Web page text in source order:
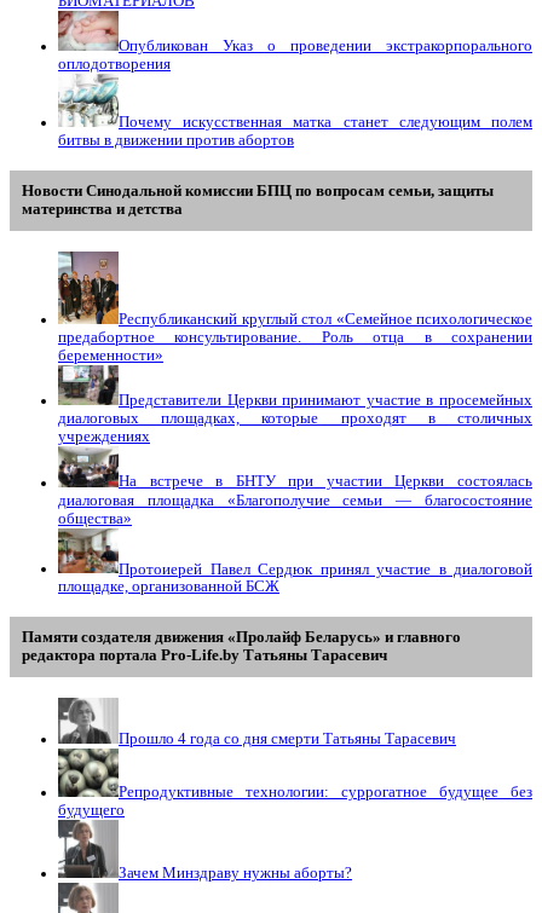
Опубликован Указ о проведении экстракорпорального
оплодотворения
Почему искусственная матка станет следующим полем
битвы в движении против абортов
Новости Синодальной комиссии БПЦ по вопросам семьи, защиты
материнства и детства
Республиканский круглый стол «Семейное психологическое
предабортное консультирование. Роль отца в сохранении
беременности»
Представители Церкви принимают участие в просемейных
диалоговых площадках, которые проходят в столичных
учреждениях
На встрече в БНТУ при участии Церкви состоялась
диалоговая площадка «Благополучие семьи — благосостояние
общества»
Протоиерей Павел Сердюк принял участие в диалоговой
площадке, организованной БСЖ
Памяти создателя движения «Пролайф Беларусь» и главного
редактора портала Pro-Life.by Tатьяны Tарасевич
Прошло 4 года со дня смерти Татьяны Тарасевич
Репродуктивные технологии: суррогатное будущее без
будущего
Зачем Минздраву нужны аборты?